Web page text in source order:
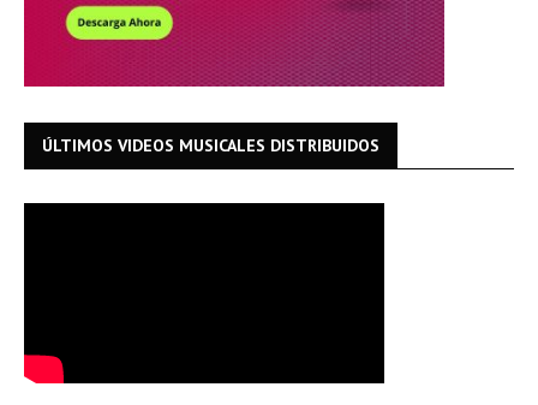
ÚLTIMOS VIDEOS MUSICALES DISTRIBUIDOS